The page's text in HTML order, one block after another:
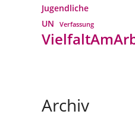
Jugendliche
UN
Verfassung
Archiv